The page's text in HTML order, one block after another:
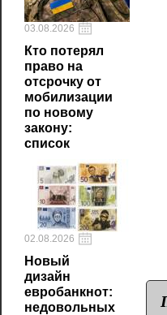
03.08.2026
Кто потерял
право на
отсрочку от
мобилизации
по новому
закону:
список
02.08.2026
Новый
дизайн
евробанкнот:
недовольных